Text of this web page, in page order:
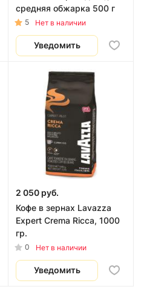
средняя обжарка 500 г
5 Нет в наличии
Уведомить
2 050 руб.
Кофе в зернах Lavazza
Expert Crema Ricca, 1000
гр.
0 Нет в наличии
Уведомить